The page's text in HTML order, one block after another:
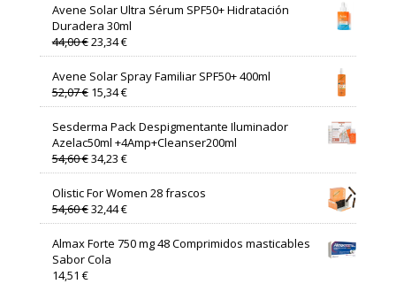
Avene Solar Ultra Sérum SPF50+ Hidratación
Duradera 30ml
44,00€El
precio
original
era:
44,00 €.
23,34€El
precio
actual
es:
23,34 €.
Avene Solar Spray Familiar SPF50+ 400ml
52,07€ El
precio
original
era:
52,07 €.
15,34€El
precio
actual
es:
15,34 €.
Sesderma Pack Despigmentante Iluminador
Azelac50ml +4Amp+Cleanser200ml
54,60€El
precio
original
era:
54,60 €.
34,23 €El
precio
actual
es:
34,23 €.
Olistic For Women 28 frascos
54,60€El
precio
original
era:
32,44€El
precio
actual
Almax Forte 750 mg 48 Comprimidos masticables
Sabor Cola
14,51 €